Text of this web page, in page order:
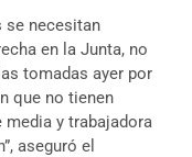
se necesitan
en la Junta, no
tomadas ayer por
que no tienen
y trabajadora
aseguró el